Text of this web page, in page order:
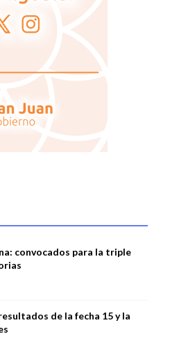
convocados para la triple
de la fecha 15 y la